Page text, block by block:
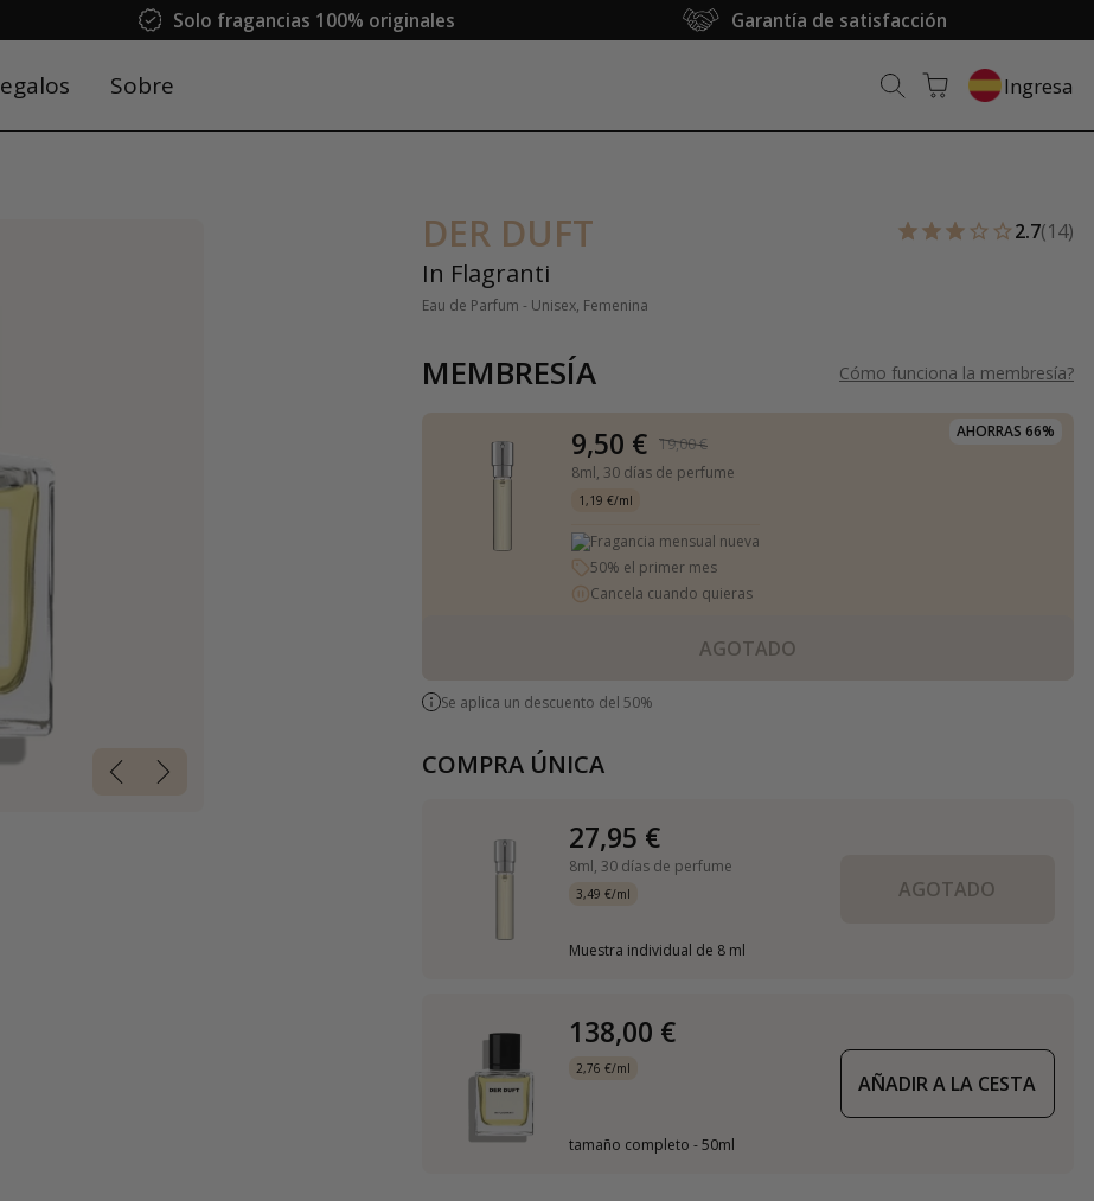
Solo fragancias 100% originales Garantía de satisfacción
Sobre Ingresa
DER DUFT
In Flagranti
Eau de Parfum - Unisex, Femenina
2.7(14)
MEMBRESÍA Cómo funciona la membresía?
AHORRAS 66%
9,50 €
19,00 €
8ml, 30 días de perfume
1,19 €/ml
Fragancia mensual nueva
50% el primer mes
Cancela cuando quieras
AGOTADO
Se aplica un descuento del 50%
COMPRA ÚNICA
27,95 €
8ml, 30 días de perfume
3,49 €/ml
Muestra individual de 8 ml
AGOTADO
138,00 €
2,76 €/ml
tamaño completo - 50ml
AÑADIR A LA CESTA